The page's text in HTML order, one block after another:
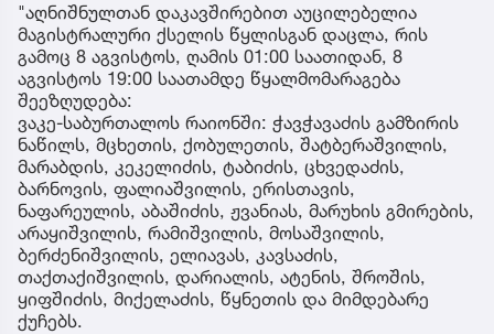
"აღნიშნულთან დაკავშირებით აუცილებელია
მაგისტრალური ქსელის წყლისგან დაცლა, რის
გამოც 8 აგვისტოს, ღამის 01:00 საათიდან, 8
აგვისტოს 19:00 საათამდე წყალმომარაგება
შეეზღუდება:
ვაკე-საბურთალოს რაიონში: ჭავჭავაძის გამზირის
ნაწილს, მცხეთის, ქობულეთის, შატბერაშვილის,
მარაბდის, კეკელიძის, ტაბიძის, ცხვედაძის,
ბარნოვის, ფალიაშვილის, ერისთავის,
ნაფარეულის, აბაშიძის, ჟვანიას, მარუხის გმირების,
არაყიშვილის, რამიშვილის, მოსაშვილის,
ბერძენიშვილის, ელიავას, კავსაძის,
თაქთაქიშვილის, დარიალის, ატენის, შროშის,
ყიფშიძის, მიქელაძის, წყნეთის და მიმდებარე
ქუჩებს.